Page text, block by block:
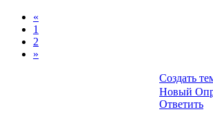
«
1
2
»
Создать
Новый
Ответить